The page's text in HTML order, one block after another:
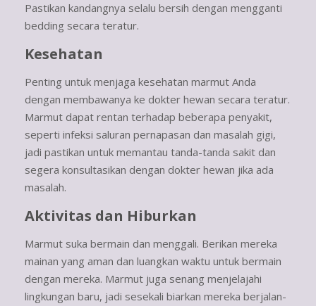
Pastikan kandangnya selalu bersih dengan mengganti
bedding secara teratur.
Kesehatan
Penting untuk menjaga kesehatan marmut Anda
dengan membawanya ke dokter hewan secara teratur.
Marmut dapat rentan terhadap beberapa penyakit,
seperti infeksi saluran pernapasan dan masalah gigi,
jadi pastikan untuk memantau tanda-tanda sakit dan
segera konsultasikan dengan dokter hewan jika ada
masalah.
Aktivitas dan Hiburkan
Marmut suka bermain dan menggali. Berikan mereka
mainan yang aman dan luangkan waktu untuk bermain
dengan mereka. Marmut juga senang menjelajahi
lingkungan baru, jadi sesekali biarkan mereka berjalan-